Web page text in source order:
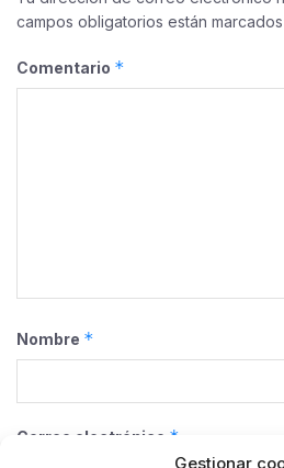
Gestionar
campos obligatorios están
Comentario *
Nombre *
Correo electrónico *